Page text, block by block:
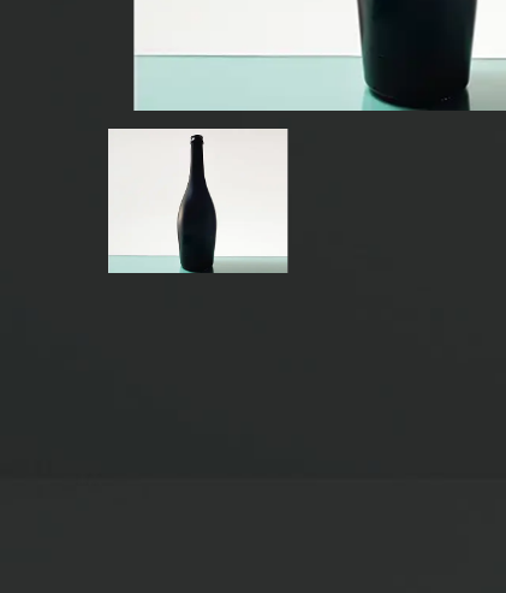
CAP/FERMETURES/ÉTIQUETTES POUR LE VERRE